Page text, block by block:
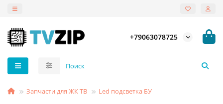
+79063078725
Запчасти для ЖК ТВ Led подсветка БУ